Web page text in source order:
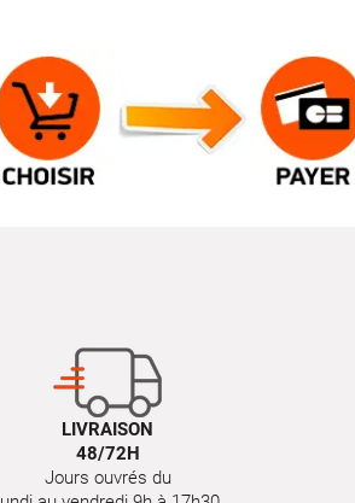
LIVRAISON
48/72H
Jours ouvrés du